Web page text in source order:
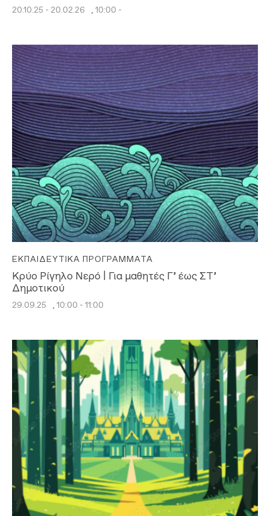
20.10.25 - 20.02.26 , 10:00 -
ΕΚΠΑΙΔΕΥΤΙΚΆ ΠΡΟΓΡΆΜΜΑΤΑ
Κρύο Ρίγηλο Νερό | Για μαθητές Γ’ έως ΣΤ’
Δημοτικού
29.09.25 , 10:00 - 11:00